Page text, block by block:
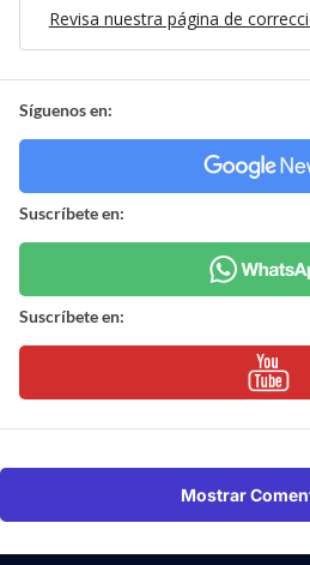
Revisa nuestra página de
Síguenos en:
Suscríbete en:
Suscríbete en:
Mostrar